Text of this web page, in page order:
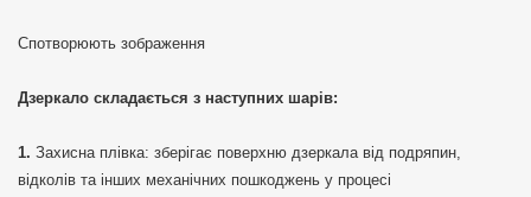
Спотворюють зображення
Дзеркало складається з наступних шарів:
Захисна плівка: зберігає поверхню дзеркала від подряпин,
відколів та інших механічних пошкоджень у процесі